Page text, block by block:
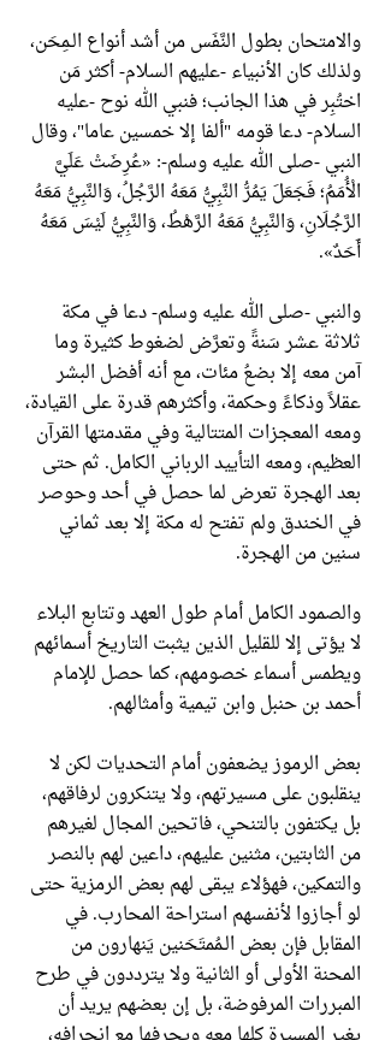
والامتحان بطول النَّفَس من أشد أنواع الـمِحَن،
ولذلك كان الأنبياء -عليهم السلام- أكثر مَن
اختُبِر في هذا الجانب؛ فنبي الله نوح -عليه
السلام- دعا قومه "ألفا إلا خمسين عاما"، وقال
النبي -صلى الله عليه وسلم-: «‌عُرِضَتْ ‌عَلَيَّ
‌الْأُمَمُ؛ فَجَعَلَ يَمُرُّ النَّبِيُّ مَعَهُ الرَّجُلُ، وَالنَّبِيُّ مَعَهُ
الرَّجُلَانِ، وَالنَّبِيُّ مَعَهُ ‌الرَّهْطُ، وَالنَّبِيُّ لَيْسَ مَعَهُ
أَحَدٌ».
والنبي -صلى الله عليه وسلم- دعا في مكة
ثلاثة عشر سَنةً وتعرَّض لضغوط كثيرة وما
آمن معه إلا بضعُ مئات، مع أنه أفضل البشر
عقلاً وذكاءً وحكمة، وأكثرهم قدرة على القيادة،
ومعه المعجزات المتتالية وفي مقدمتها القرآن
العظيم، ومعه التأييد الرباني الكامل. ثم حتى
بعد الهجرة تعرض لما حصل في أحد وحوصر
في الخندق ولم تفتح له مكة إلا بعد ثماني
سنين من الهجرة.
والصمود الكامل أمام طول العهد وتتابع البلاء
لا يؤتى إلا للقليل الذين يثبت التاريخ أسمائهم
ويطمس أسماء خصومهم، كما حصل للإمام
أحمد بن حنبل وابن تيمية وأمثالهم.
بعض الرموز يضعفون أمام التحديات لكن لا
ينقلبون على مسيرتهم، ولا يتنكرون لرفاقهم،
بل يكتفون بالتنحي، فاتحين المجال لغيرهم
من الثابتين، مثنين عليهم، داعين لهم بالنصر
والتمكين، فهؤلاء يبقى لهم بعض الرمزية حتى
لو أجازوا لأنفسهم استراحة المحارب. في
المقابل فإن بعض الـمُمتَحَنين يَنهارون من
المحنة الأولى أو الثانية ولا يترددون في طرح
المبررات المرفوضة، بل إن بعضهم يريد أن